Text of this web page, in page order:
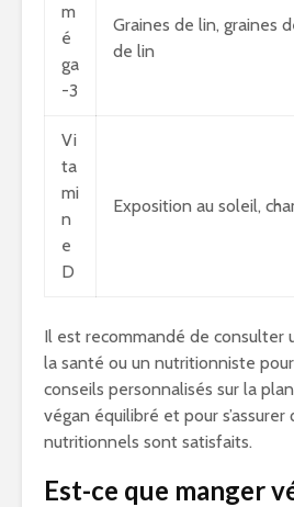
m
é
ga
-3
Graines de lin, graines
de lin
Vi
ta
mi
n
e
D
Exposition au soleil,
Il est recommandé de consulter
la santé ou un nutritionniste
conseils personnalisés sur la
végan équilibré et pour
nutritionnels sont satisfaits.
Est-ce que manger